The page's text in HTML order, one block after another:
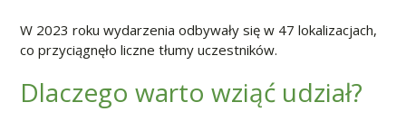
W 2023 roku wydarzenia odbywały się w 47 lokalizacjach,
co przyciągnęło liczne tłumy uczestników.
Dlaczego warto wziąć udział?